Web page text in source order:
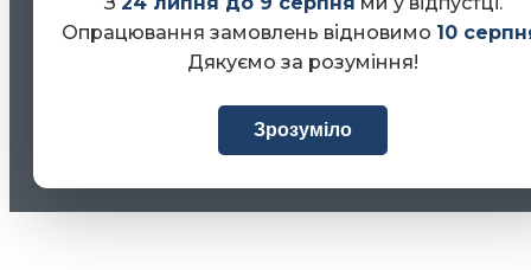
Опрацювання замовлень відновимо 10
Дякуємо за розуміння!
Зрозуміло